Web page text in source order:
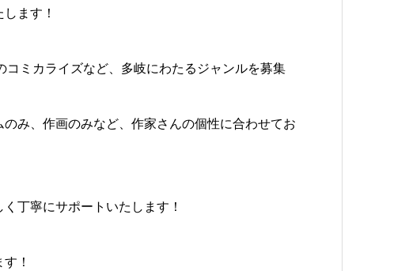
ます！
ミカライズなど、多岐にわたるジャンルを募集
み、作画のみなど、作家さんの個性に合わせてお
丁寧にサポートいたします！
！